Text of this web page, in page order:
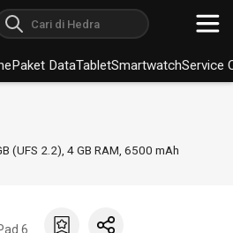
Paket DataTabletSmartwatchService
(UFS 2.2), 4 GB RAM 6500 mAh
6